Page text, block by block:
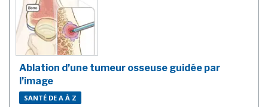
Ablation d’une tumeur osseuse guidée par
l’image
SANTÉ DE A À Z